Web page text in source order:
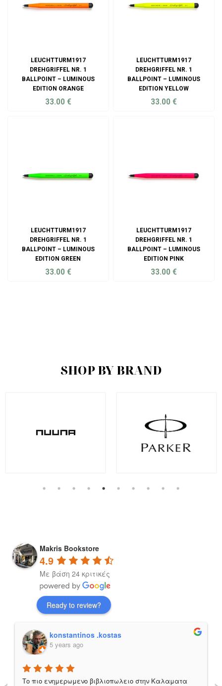
LEUCHTTURM1917
DREHGRIFFEL NR. 1
BALLPOINT – LUMINOUS
EDITION ORANGE
33.00 €
LEUCHTTURM1917
DREHGRIFFEL NR. 1
BALLPOINT – LUMINOUS
EDITION YELLOW
33.00€
LEUCHTTURM1917
DREHGRIFFEL NR. 1
BALLPOINT – LUMINOUS
EDITION GREEN
33.00 €
LEUCHTTURM1917
DREHGRIFFEL NR. 1
BALLPOINT – LUMINOUS
EDITION PINK
33.00€
SHOP BY BRAND
Makris Bookstore
4.9
Με βάση 24 κριτικές
Ready to review?
konstantinos .kostas
5 years ago
Το πιο ενημερωμενο βιβλιοπωλειο στην Καλαματα